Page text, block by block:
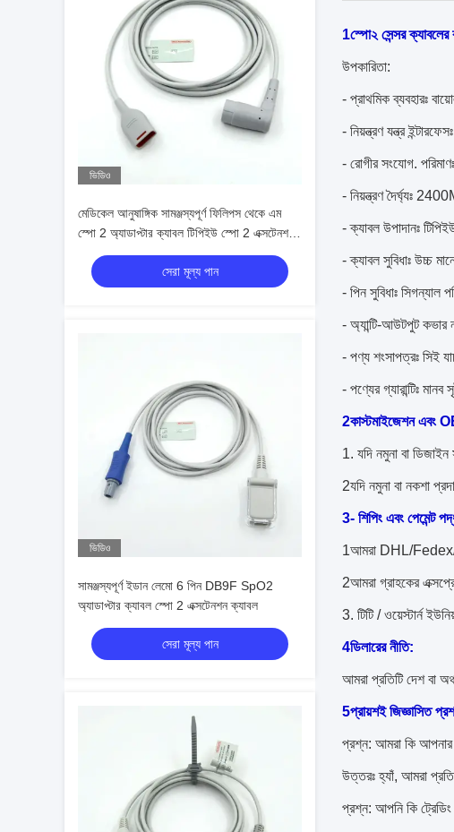
ভিডিও
মেডিকেল আনুষাঙ্গিক সামঞ্জস্যপূর্ণ ফিলিপস থেকে এম
স্পো 2 অ্যাডাপ্টার ক্যাবল টিপিইউ স্পো 2 এক্সটেনশন
ক্যাবল
সেরা মূল্য পান
ভিডিও
সামঞ্জস্যপূর্ণ ইডান লেমো 6 পিন DB9F SpO2
অ্যাডাপ্টার ক্যাবল স্পো 2 এক্সটেনশন ক্যাবল
সেরা মূল্য পান
1স্পো২ সেন্সর ক্যাবলের
উপকারিতা:
- প্রাথমিক ব্যবহারঃ
- নিয়ন্ত্রণ যন্ত্র
- রোগীর সংযোগ.
- নিয়ন্ত্রণ দৈর্ঘ্যঃ
- ক্যাবল উপাদানঃ
- ক্যাবল সুবিধাঃ উচ্চ
- পিন সুবিধাঃ সিগন্যাল
- অ্যান্টি-আউটপুট কভার
- পণ্য শংসাপত্রঃ সিই
- পণ্যের গ্যারান্টিঃ মানব
2কাস্টমাইজেশন এবং
1. যদি নমুনা বা
2যদি নমুনা বা নকশা
3- শিপিং এবং পেমেন্ট
1আমরা DHL/Fedex/
2আমরা গ্রাহকের
3. টিটি / ওয়েস্টার্ন
4ডিলারের নীতি:
আমরা প্রতিটি দেশ বা
5প্রায়শই জিজ্ঞাসিত
প্রশ্ন: আমরা কি আপনার
উত্তরঃ হ্যাঁ, আমরা
প্রশ্ন: আপনি কি ট্রেডিং